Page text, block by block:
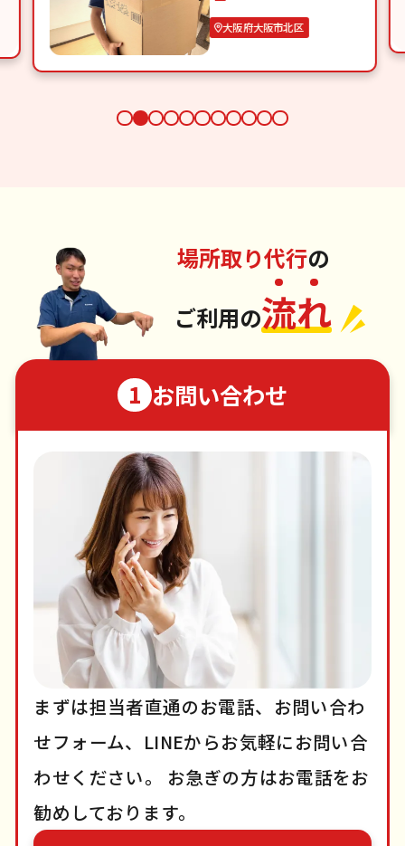
大阪府大阪市北区
場所取り代行の
ご利用の流れ
1 お問い合わせ
まずは担当者直通のお電話、お問い合わ
せフォーム、LINEからお気軽にお問い合
わせください。
お急ぎの方はお電話をお
勧めしております。